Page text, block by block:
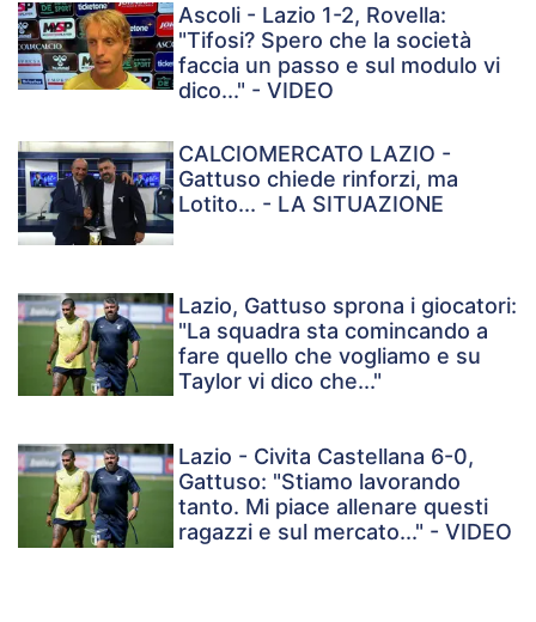
Ascoli - Lazio 1-2, Rovella:
"Tifosi? Spero che la società
faccia un passo e sul modulo vi
dico..." - VIDEO
CALCIOMERCATO LAZIO -
Gattuso chiede rinforzi, ma
Lotito... - LA SITUAZIONE
Lazio, Gattuso sprona i giocatori:
"La squadra sta comincando a
fare quello che vogliamo e su
Taylor vi dico che..."
Lazio - Civita Castellana 6-0,
Gattuso: "Stiamo lavorando
tanto. Mi piace allenare questi
ragazzi e sul mercato..." - VIDEO